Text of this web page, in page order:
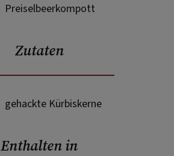
Preiselbeerkompott
Zutaten
gehackte Kürbiskerne
Enthalten in